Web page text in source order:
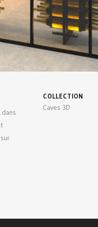
COLLECTION
Caves 3D